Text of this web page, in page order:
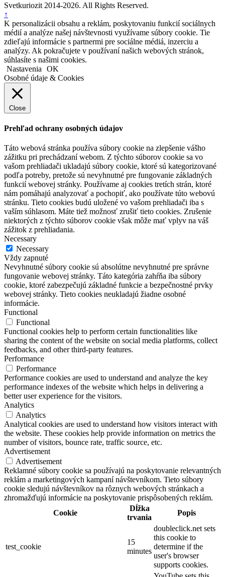
Svetkuriozit 2014-2026. All Rights Reserved.
↑
K personalizácii obsahu a reklám, poskytovaniu funkcií sociálnych
médií a analýze našej návštevnosti využívame súbory cookie. Tie
zdieľajú informácie s partnermi pre sociálne médiá, inzerciu a
analýzy. Ak pokračujete v používaní našich webových stránok,
súhlasíte s našimi cookies.
Nastavenia
OK
Osobné údaje & Cookies
Close
Prehľad ochrany osobných údajov
Táto webová stránka používa súbory cookie na zlepšenie vášho
zážitku pri prechádzaní webom. Z týchto súborov cookie sa vo
vašom prehliadači ukladajú súbory cookie, ktoré sú kategorizované
podľa potreby, pretože sú nevyhnutné pre fungovanie základných
funkcií webovej stránky. Používame aj cookies tretích strán, ktoré
nám pomáhajú analyzovať a pochopiť, ako používate túto webovú
stránku. Tieto cookies budú uložené vo vašom prehliadači iba s
vaším súhlasom. Máte tiež možnosť zrušiť tieto cookies. Zrušenie
niektorých z týchto súborov cookie však môže mať vplyv na váš
zážitok z prehliadania.
Necessary
Necessary
Vždy zapnuté
Nevyhnutné súbory cookie sú absolútne nevyhnutné pre správne
fungovanie webovej stránky. Táto kategória zahŕňa iba súbory
cookie, ktoré zabezpečujú základné funkcie a bezpečnostné prvky
webovej stránky. Tieto cookies neukladajú žiadne osobné
informácie.
Functional
Functional
Functional cookies help to perform certain functionalities like
sharing the content of the website on social media platforms, collect
feedbacks, and other third-party features.
Performance
Performance
Performance cookies are used to understand and analyze the key
performance indexes of the website which helps in delivering a
better user experience for the visitors.
Analytics
Analytics
Analytical cookies are used to understand how visitors interact with
the website. These cookies help provide information on metrics the
number of visitors, bounce rate, traffic source, etc.
Advertisement
Advertisement
Reklamné súbory cookie sa používajú na poskytovanie relevantných
reklám a marketingových kampaní návštevníkom. Tieto súbory
cookie sledujú návštevníkov na rôznych webových stránkach a
zhromažďujú informácie na poskytovanie prispôsobených reklám.
Cookie
Dĺžka
trvania
Popis
test_cookie
15
minutes
doubleclick.net sets
this cookie to
determine if the
user's browser
supports cookies.